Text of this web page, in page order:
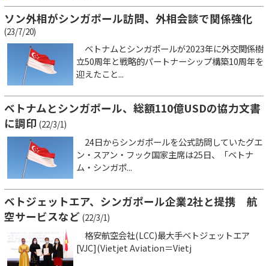
ソン外相がシンガポール訪問、外相会談で関係強化
(23/7/20)
ベトナムとシンガポールが2023年に外交関係樹
立50周年と戦略的パートナーシップ構築10周年を
迎えたこと...
ベトナムとシンガポール、総額110億USDの協力文書
に調印 (22/3/1)
24日からシンガポールを公式訪問していたグエ
ン・スアン・フック国家主席は25日、「ベトナ
ム・シンガポ...
ベトジェットエア、シンガポール企業2社と提携 航
空サービスなど (22/3/1)
格安航空会社(LCC)最大手ベトジェットエア
[VJC](Vietjet Aviation＝Vietj